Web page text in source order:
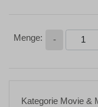
-
Kategorie Movie &